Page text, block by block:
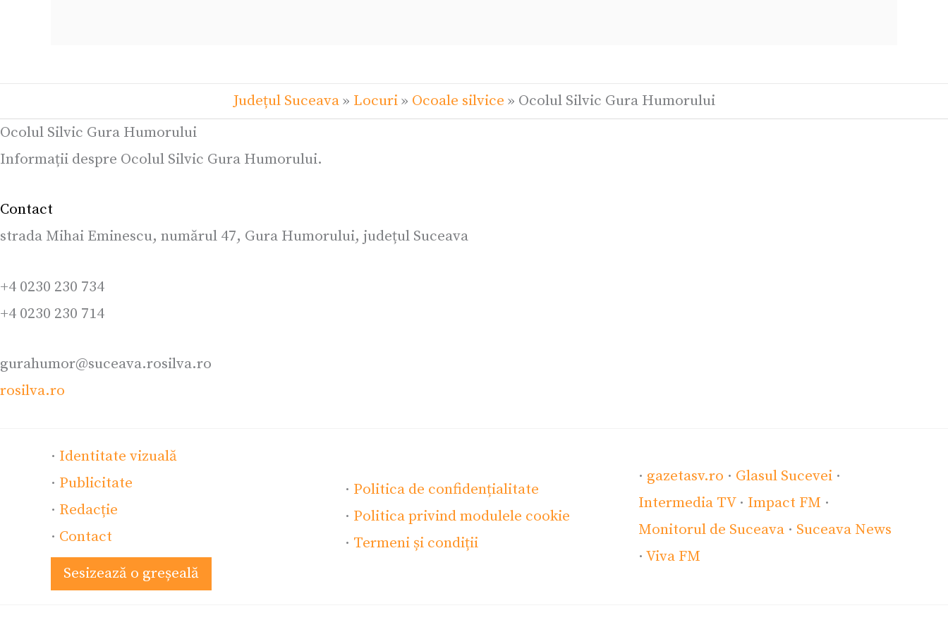
Județul Suceava» Locuri» Ocoale silvice » Ocolul Silvic Gura Humorului
Ocolul Silvic Gura Humorului
Informații despre Ocolul Silvic Gura Humorului.
Contact
strada Mihai Eminescu, numărul 47, Gura Humorului, județul Suceava
+4 0230 230 734
+4 0230 230 714
gurahumor@suceava.rosilva.ro
rosilva.ro
· Identitate vizuală
· Publicitate
· Redacție
· Contact
Sesizează o greșeală
· Politica de confidențialitate
· Politica privind modulele cookie
· Termeni și condiții
· gazetasv.ro · Glasul Sucevei ·
Intermedia TV· Impact FM ·
Monitorul de Suceava · Suceava News
·Viva FM